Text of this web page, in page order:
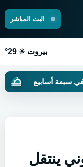
البث المباشر
بيروت ☀ 29°
حين
ينتقل